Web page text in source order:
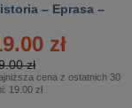
– Eprasa –
zł
zł
cena z ostatnich 30
19.00 zł